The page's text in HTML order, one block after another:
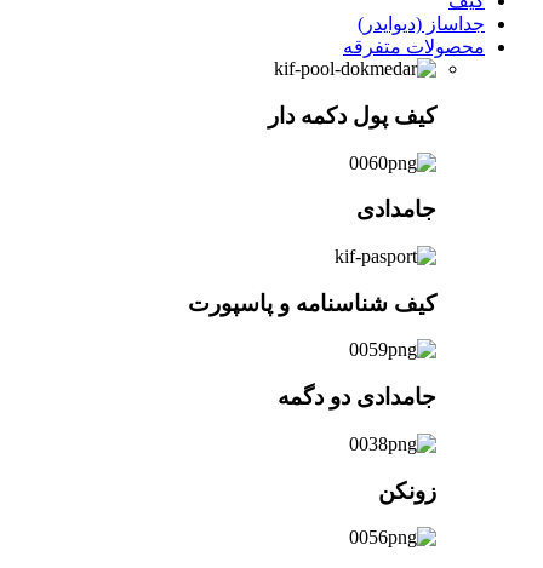
جداساز (دیوایدر)
محصولات متفرقه
کیف پول دکمه دار
جامدادی
کیف شناسنامه و پاسپورت
جامدادی دو دگمه
زونکن